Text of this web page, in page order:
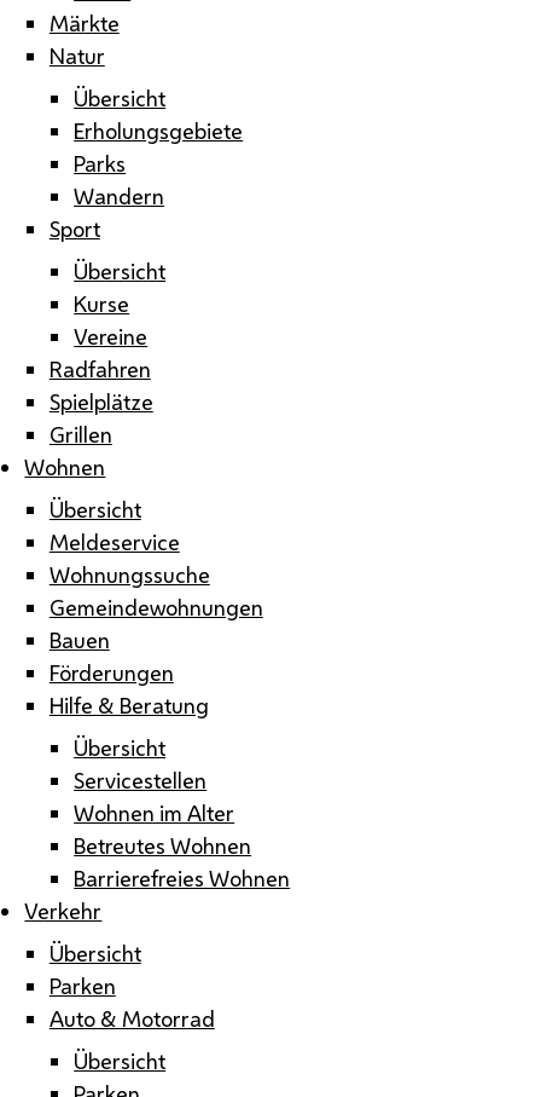
Märkte
Natur
Übersicht
Erholungsgebiete
Parks
Wandern
Sport
Übersicht
Kurse
Vereine
Radfahren
Spielplätze
Grillen
Wohnen
Übersicht
Meldeservice
Wohnungssuche
Gemeindewohnungen
Bauen
Förderungen
Hilfe & Beratung
Übersicht
Servicestellen
Wohnen im Alter
Betreutes Wohnen
Barrierefreies Wohnen
Verkehr
Übersicht
Parken
Auto & Motorrad
Übersicht